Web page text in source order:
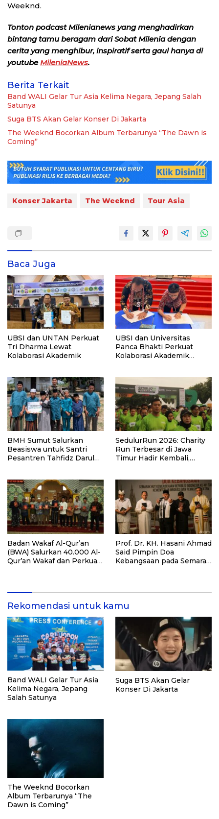
Weeknd.
Tonton podcast Milenianews yang menghadirkan
bintang tamu beragam dari Sobat Milenia dengan
cerita yang menghibur, inspiratif serta gaul hanya di
youtube MileniaNews.
Berita Terkait
Band WALI Gelar Tur Asia Kelima Negara, Jepang Salah
Satunya
Suga BTS Akan Gelar Konser Di Jakarta
The Weeknd Bocorkan Album Terbarunya “The Dawn is
Coming”
Konser Jakarta The Weeknd Tour Asia
Baca Juga
UBSI dan UNTAN Perkuat
Tri Dharma Lewat
Kolaborasi Akademik
UBSI dan Universitas
Panca Bhakti Perkuat
Kolaborasi Akademik
BMH Sumut Salurkan
Beasiswa untuk Santri
Pesantren Tahfidz Darul
SedulurRun 2026: Charity
Run Terbesar di Jawa
Timur Hadir Kembali,
Santri dan Guru Honorer
Badan Wakaf Al-Qur’an
(BWA) Salurkan 40.000 Al-
Qur’an Wakaf dan Perkuat
Prof. Dr. KH. Hasani Ahmad
Said Pimpin Doa
Kebangsaan pada Semarak
Rekomendasi untuk kamu
Band WALI Gelar Tur Asia
Kelima Negara, Jepang
Salah Satunya
Suga BTS Akan Gelar
Konser Di Jakarta
The Weeknd Bocorkan
Album Terbarunya “The
Dawn is Coming”